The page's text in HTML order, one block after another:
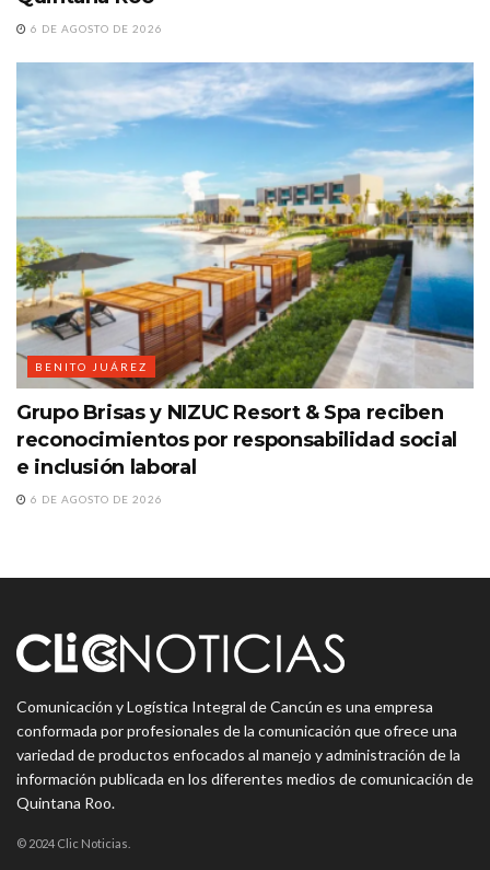
6 DE AGOSTO DE 2026
BENITO JUÁREZ
Grupo Brisas y NIZUC Resort & Spa reciben
reconocimientos por responsabilidad social
e inclusión laboral
6 DE AGOSTO DE 2026
Comunicación y Logística Integral de Cancún es una empresa
conformada por profesionales de la comunicación que ofrece una
variedad de productos enfocados al manejo y administración de la
información publicada en los diferentes medios de comunicación de
Quintana Roo.
© 2024 Clic Noticias.